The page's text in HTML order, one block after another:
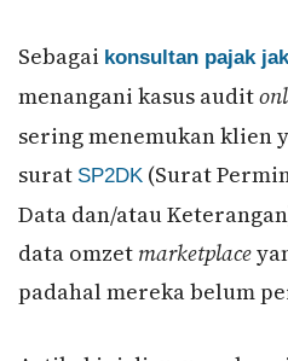
Sebagai konsultan pajak
menangani kasus audit
sering menemukan klien
surat SP2DK (Surat
Data dan/atau
data omzet marketplace
padahal mereka belum